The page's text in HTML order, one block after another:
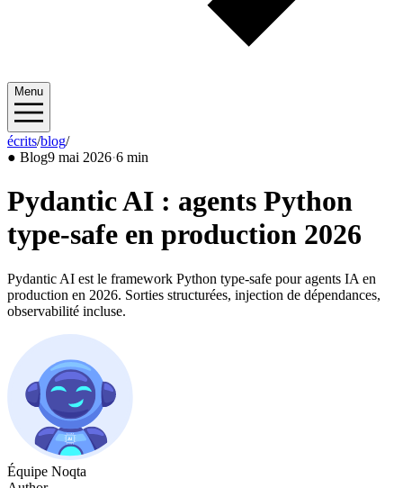
Menu
écrits/blog/2026/05
● Blog9 mai 2026·6 min
Pydantic AI : agents Python
type-safe en production 2026
Pydantic AI est le framework Python type-safe pour agents IA en
production en 2026. Sorties structurées, injection de dépendances,
observabilité incluse.
Équipe Noqta